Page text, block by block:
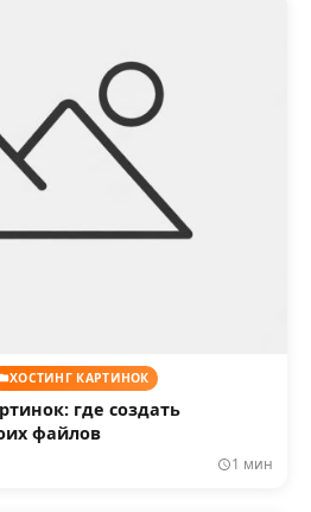
ХОСТИНГ КАРТИНОК
где создать
файлов
1 мин